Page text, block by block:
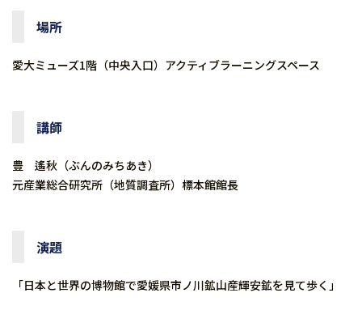
場所
愛大ミューズ1階（中央入口）アクティブラーニングスペース
講師
豊 遙秋（ぶんのみちあき）
元産業総合研究所（地質調査所）標本館館長
演題
「日本と世界の博物館で愛媛県市ノ川鉱山産輝安鉱を見て歩く」